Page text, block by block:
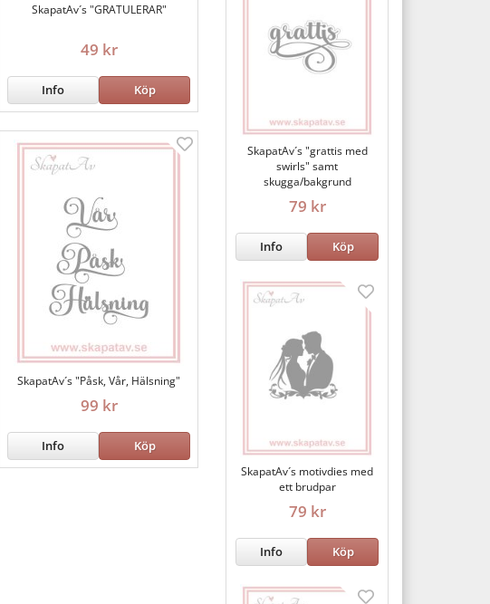
SkapatAv´s "grattis med
swirls" samt
skugga/bakgrund
79 kr
Info Köp
SkapatAv´s motivdies med
ett brudpar
79 kr
Info Köp
SkapatAv´s "GRATULERAR"
49 kr
Info Köp
SkapatAv´s "Påsk, Vår, Hälsning"
99 kr
Info Köp